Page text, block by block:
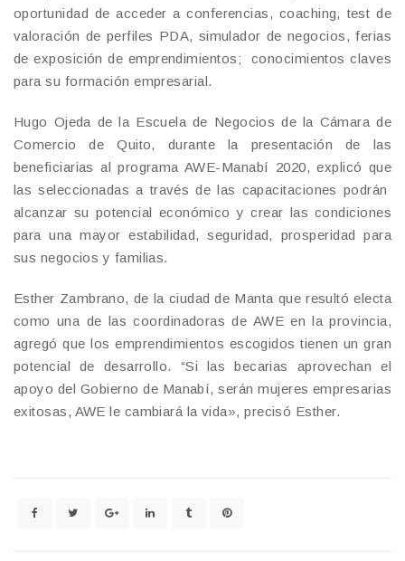
oportunidad de acceder a conferencias, coaching, test de
valoración de perfiles PDA, simulador de negocios, ferias
de exposición de emprendimientos; conocimientos claves
para su formación empresarial.
Hugo Ojeda de la Escuela de Negocios de la Cámara de
Comercio de Quito, durante la presentación de las
beneficiarias al programa AWE-Manabí 2020, explicó que
las seleccionadas a través de las capacitaciones podrán
alcanzar su potencial económico y crear las condiciones
para una mayor estabilidad, seguridad, prosperidad para
sus negocios y familias.
Esther Zambrano, de la ciudad de Manta que resultó electa
como una de las coordinadoras de AWE en la provincia,
agregó que los emprendimientos escogidos tienen un gran
potencial de desarrollo. “Si las becarias aprovechan el
apoyo del Gobierno de Manabí, serán mujeres empresarias
exitosas, AWE le cambiará la vida», precisó Esther.